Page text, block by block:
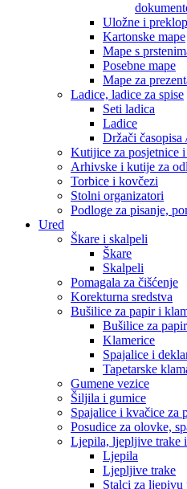
Uložne i
Kartonske mape
Mape s
Posebne mape
Mape za
Ladice, ladice za spise
Seti ladica
Ladice
Držači časopisa
Kutijice za posjetnice i
Arhivske i kutije za
Torbice i kovčezi
Stolni organizatori
Podloge za pisanje,
Ured
Škare i skalpeli
Škare
Skalpeli
Pomagala za čišćenje
Korekturna sredstva
Bušilice za papir i
Bušilice za papir
Klamerice
Spajalice i
Tapetarske
Gumene vezice
Šiljila i gumice
Spajalice i kvačice za
Posudice za olovke,
Ljepila, ljepljive trake
Ljepila
Ljepljive trake
Stalci za ljepivu